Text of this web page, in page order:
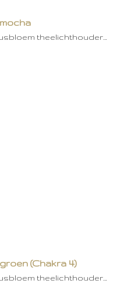
theelichthouder…
(Chakra 4)
theelichthouder…